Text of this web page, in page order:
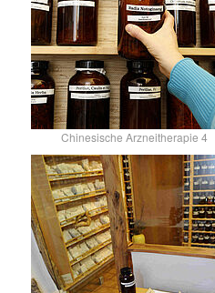
Chinesische Arzneitherapie 4